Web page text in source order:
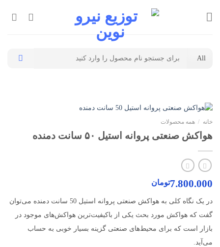
برای:
خانه / همه محصولات
هواکش صنعتی پروانه استیل ۵۰ سانت دمنده
7.800.000تومان
در یک نگاه کلی به هواکش صنعتی پروانه استیل 50 سانت دمنده می‌توان
گفت که هواکش مورد بحث یکی از باکیفیت‌ترین هواکش‌های موجود در
بازار است که برای محیط‌های صنعتی گزینه بسیار خوبی به حساب
می‌آید.